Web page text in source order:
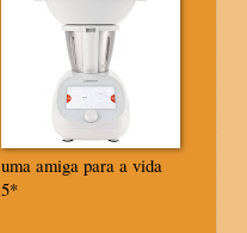
uma amiga para a vida
5*